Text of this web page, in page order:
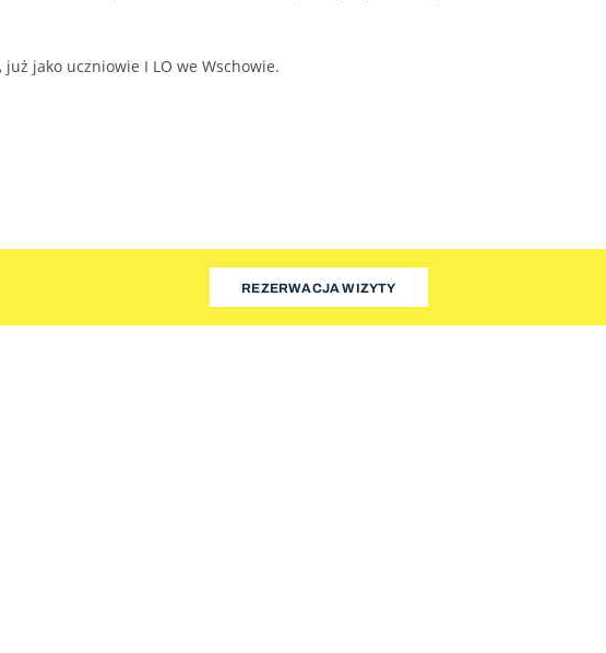
jako uczniowie I LO we Wschowie.
REZERWACJA WIZYTY